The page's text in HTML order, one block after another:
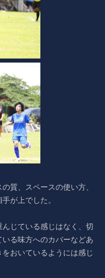
質、スペースの使い方、
が上でした。
じている感じはなく、切
る味方へのカバーなどあ
おいているようには感じ